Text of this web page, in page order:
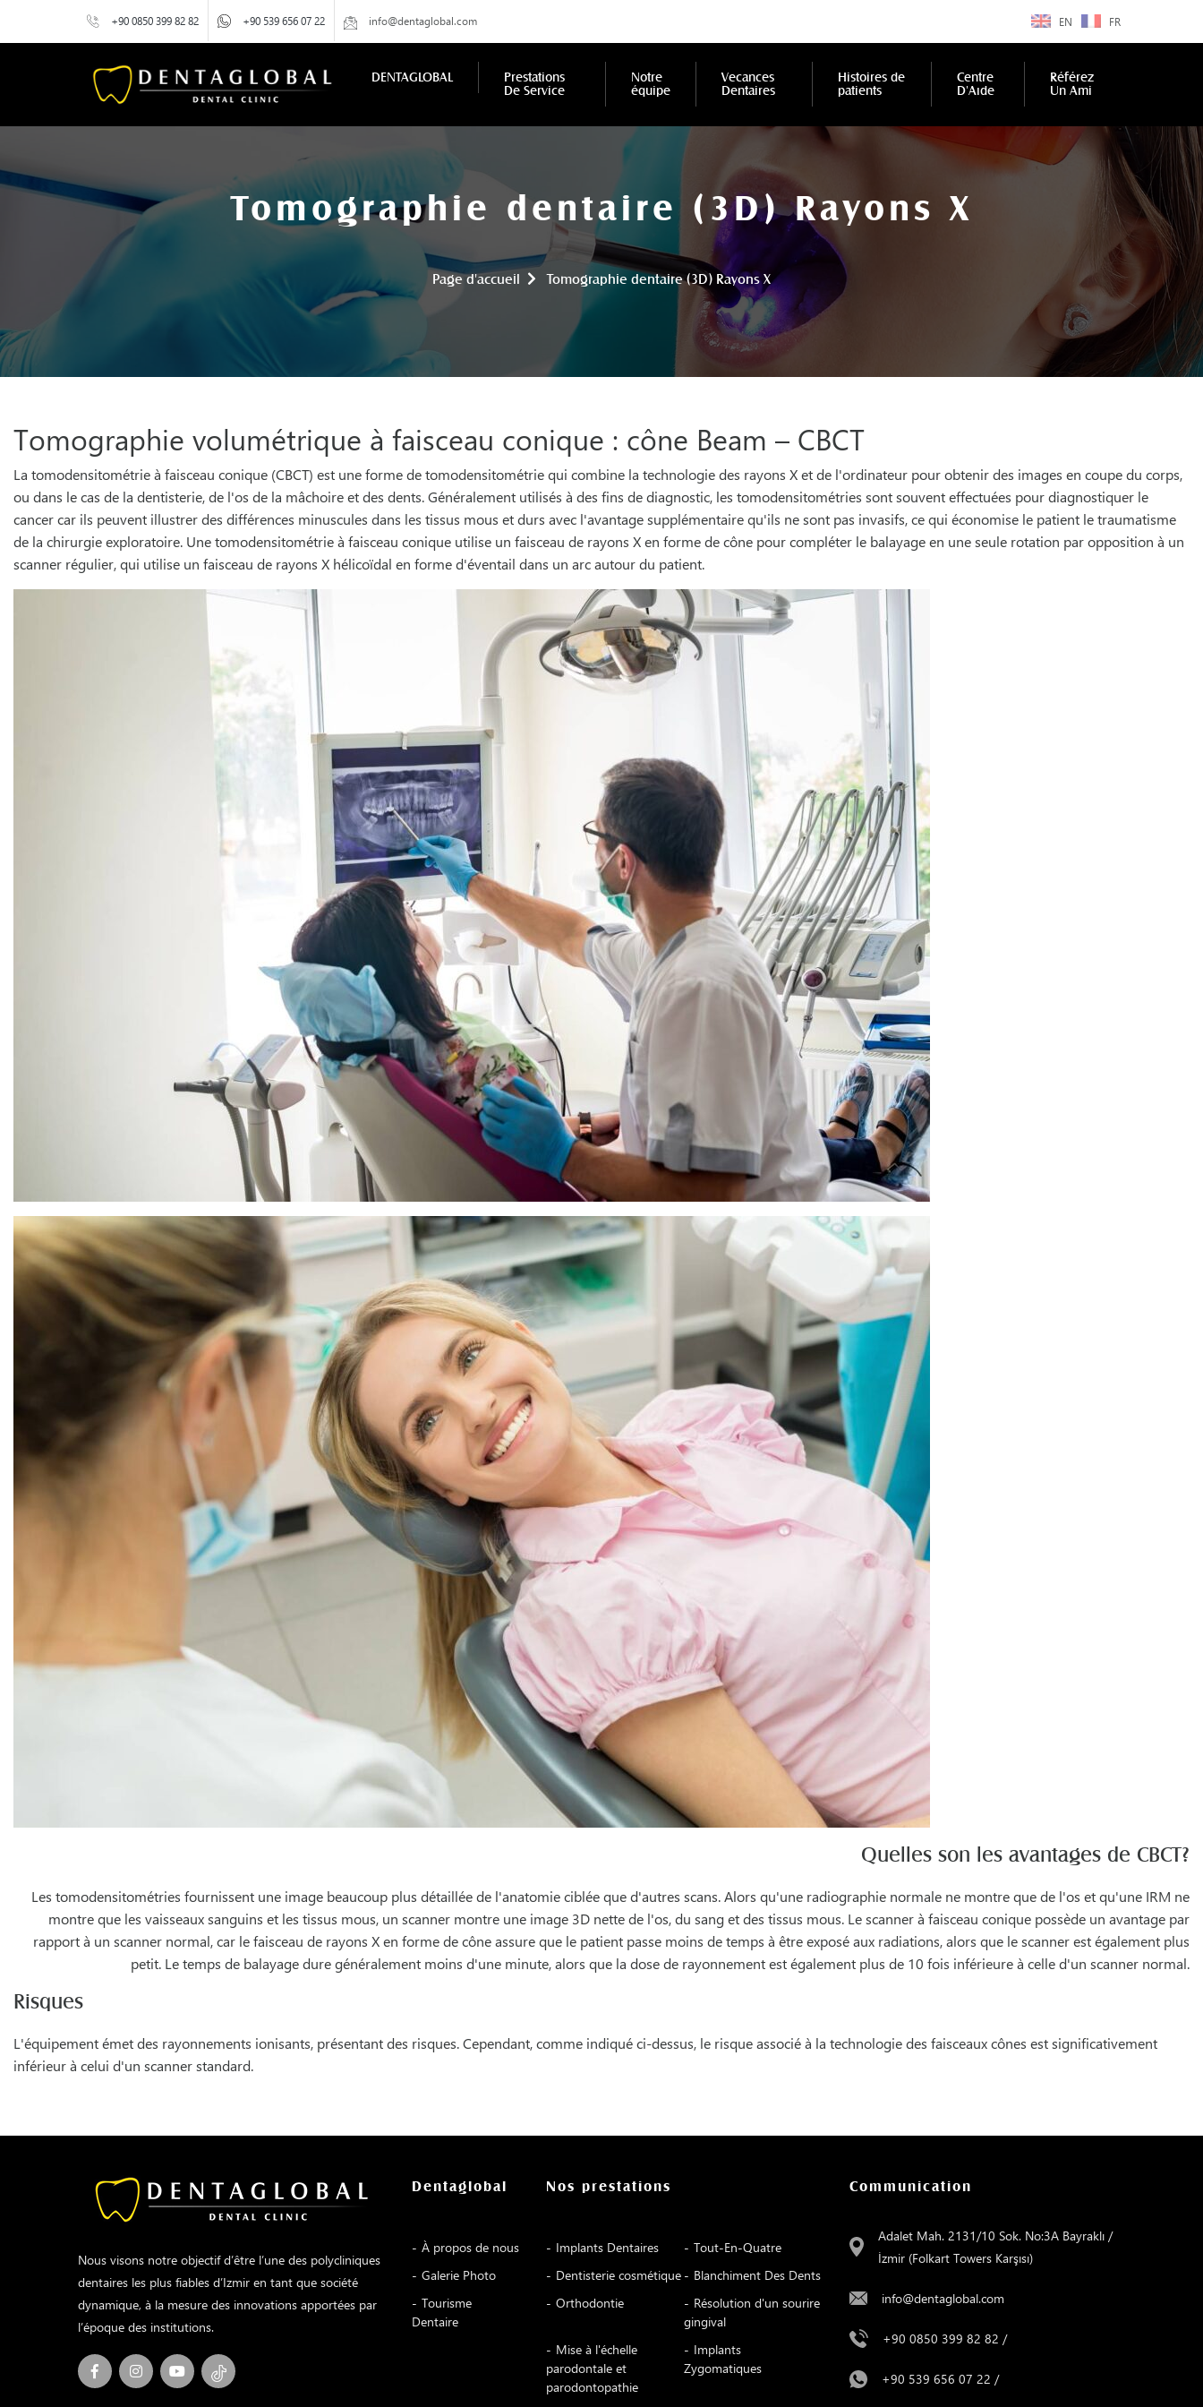
+90 0850 399 82 82 +90 539 656 07 22 info@dentaglobal.com EN FR
DENTAGLOBAL
Prestations
De Service
Notre
équipe
Vecances
Dentaires
Histoires de
patients
Centre
D'Aıde
Référez
Un Ami
Tomographie dentaire (3D) Rayons X
Page d'accueil Tomographie dentaire (3D) Rayons X
Tomographie volumétrique à faisceau conique : cône Beam – CBCT
La tomodensitométrie à faisceau conique (CBCT) est une forme de tomodensitométrie qui combine la technologie des rayons X et de l'ordinateur pour obtenir des images en coupe du corps,
ou dans le cas de la dentisterie, de l'os de la mâchoire et des dents. Généralement utilisés à des fins de diagnostic, les tomodensitométries sont souvent effectuées pour diagnostiquer le
cancer car ils peuvent illustrer des différences minuscules dans les tissus mous et durs avec l'avantage supplémentaire qu'ils ne sont pas invasifs, ce qui économise le patient le traumatisme
de la chirurgie exploratoire. Une tomodensitométrie à faisceau conique utilise un faisceau de rayons X en forme de cône pour compléter le balayage en une seule rotation par opposition à un
scanner régulier, qui utilise un faisceau de rayons X hélicoïdal en forme d'éventail dans un arc autour du patient.
Quelles son les avantages de CBCT?
Les tomodensitométries fournissent une image beaucoup plus détaillée de l'anatomie ciblée que d'autres scans. Alors qu'une radiographie normale ne montre que de l'os et qu'une IRM ne
montre que les vaisseaux sanguins et les tissus mous, un scanner montre une image 3D nette de l'os, du sang et des tissus mous. Le scanner à faisceau conique possède un avantage par
rapport à un scanner normal, car le faisceau de rayons X en forme de cône assure que le patient passe moins de temps à être exposé aux radiations, alors que le scanner est également plus
petit. Le temps de balayage dure généralement moins d'une minute, alors que la dose de rayonnement est également plus de 10 fois inférieure à celle d'un scanner normal.
Risques
L'équipement émet des rayonnements ionisants, présentant des risques. Cependant, comme indiqué ci-dessus, le risque associé à la technologie des faisceaux cônes est significativement
inférieur à celui d'un scanner standard.
Nous visons notre objectif d’être l’une des polycliniques
dentaires les plus fiables d’Izmir en tant que société
dynamique, à la mesure des innovations apportées par
l’époque des institutions.
Dentaglobal
À propos de nous
Galerie Photo
Tourisme
Dentaire
Nos prestations
Implants Dentaires
Tout-En-Quatre
Dentisterie cosmétique
Blanchiment Des Dents
Orthodontie
Résolution d'un sourire
gingival
Mise à l'échelle
parodontale et
parodontopathie
Implants
Zygomatiques
Communication
Adalet Mah. 2131/10 Sok. No:3A Bayraklı /
İzmir (Folkart Towers Karşısı)
info@dentaglobal.com
+90 0850 399 82 82 /
+90 539 656 07 22 /